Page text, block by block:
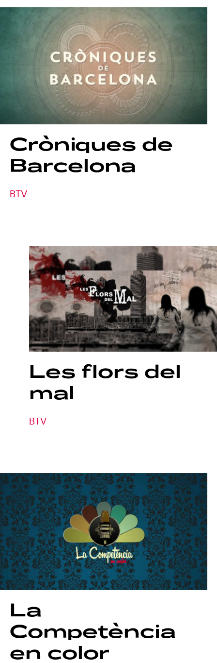
Cròniques de
Barcelona
BTV
Les flors del
mal
BTV
La
Competència
en color